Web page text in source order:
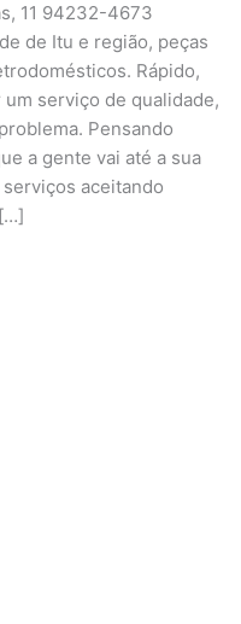
11 94232-4673
de Itu e região, peças
Rápido,
serviço de qualidade,
Pensando
a gente vai até a sua
aceitando